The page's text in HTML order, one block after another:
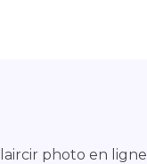
photo en ligne